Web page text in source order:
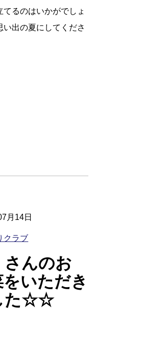
てるのはいかがでしょ
い出の夏にしてくださ
月14日
クラブ
さんのお
いただき
た☆☆